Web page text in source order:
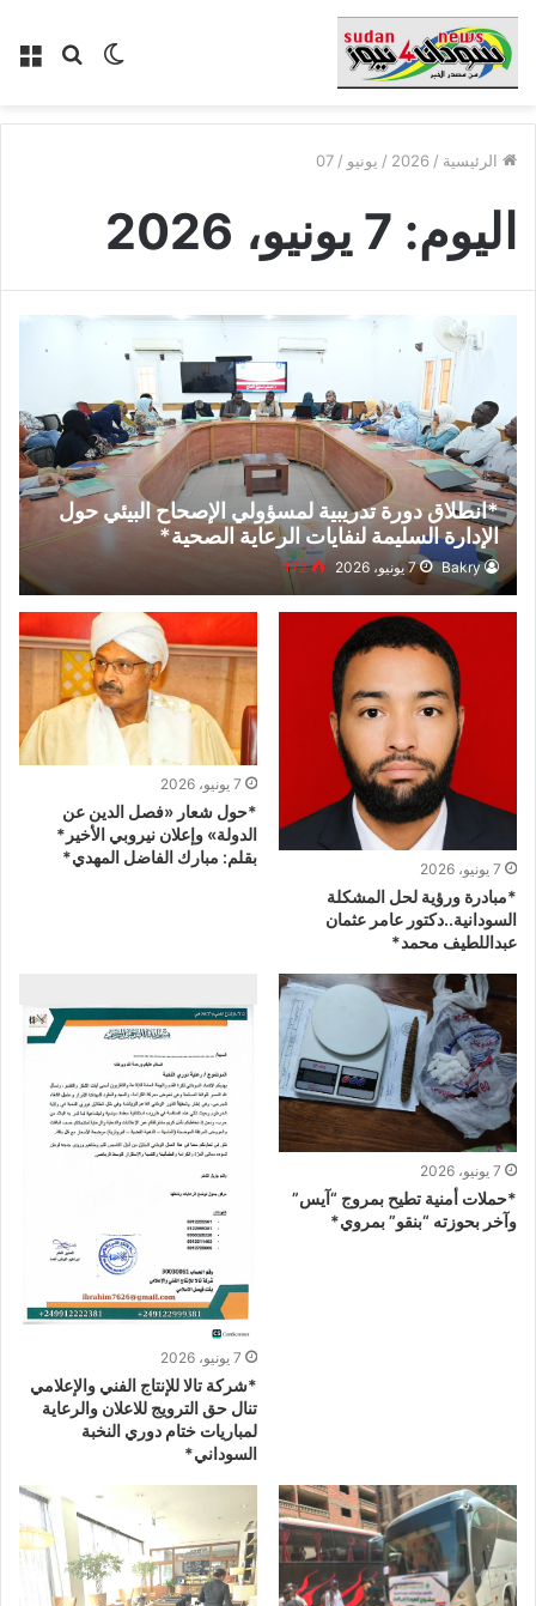
بحث الوضع
الرئيسية /
2026
/ يونيو /
07
اليوم: 7 يونيو، 2026
*انطلاق دورة تدريبية لمسؤولي الإصحاح البيئي حول
الإدارة السليمة لنفايات الرعاية الصحية*
Bakry 7 يونيو، 2026 172
7 يونيو، 2026
*مبادرة ورؤية لحل المشكلة
السودانية..دكتور عامر عثمان
عبداللطيف محمد*
7 يونيو، 2026
*حول شعار «فصل الدين عن
الدولة» وإعلان نيروبي الأخير*
بقلم: مبارك الفاضل المهدي*
7 يونيو، 2026
*حملات أمنية تطيح بمروج “آيس”
وآخر بحوزته “بنقو” بمروي*
7 يونيو، 2026
*شركة تالا للإنتاج الفني والإعلامي
تنال حق الترويج للاعلان والرعاية
لمباريات ختام دوري النخبة
السوداني*